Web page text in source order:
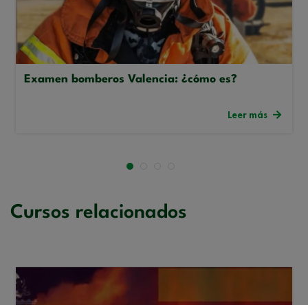
Examen bomberos Valencia: ¿cómo es?
Leer más
Cursos relacionados